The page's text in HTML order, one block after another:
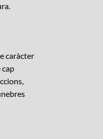
caràcter
cap